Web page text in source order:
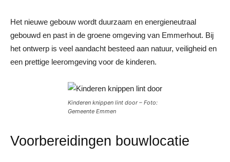
Het nieuwe gebouw wordt duurzaam en energieneutraal
gebouwd en past in de groene omgeving van Emmerhout. Bij
het ontwerp is veel aandacht besteed aan natuur, veiligheid en
een prettige leeromgeving voor de kinderen.
Kinderen knippen lint door – Foto:
Gemeente Emmen
Voorbereidingen bouwlocatie